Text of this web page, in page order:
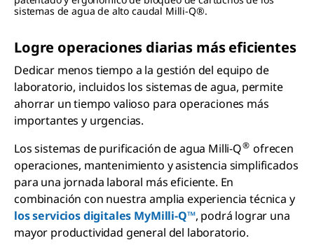
sistemas de agua de alto caudal Milli-Q®.
Logre operaciones diarias más eficientes
Dedicar menos tiempo a la gestión del equipo de
laboratorio, incluidos los sistemas de agua, permite
ahorrar un tiempo valioso para operaciones más
importantes y urgencias.
Los sistemas de purificación de agua Milli-Q® ofrecen
operaciones, mantenimiento y asistencia simplificados
para una jornada laboral más eficiente. En
combinación con nuestra amplia experiencia técnica y
los servicios digitales MyMilli-Q™, podrá lograr una
mayor productividad general del laboratorio.